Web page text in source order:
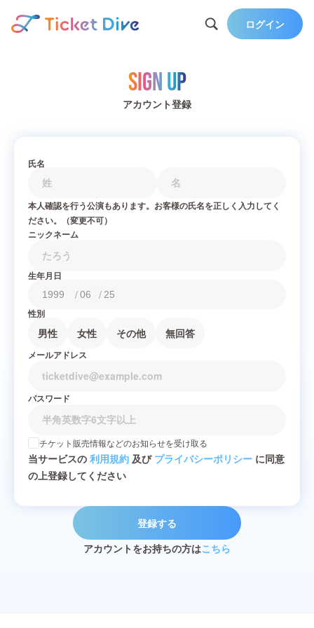
ログイン
Sign Up
アカウント登録
氏名
本人確認を行う公演もあります。お客様の氏名を正しく入力してく
ださい。（変更不可）
ニックネーム
生年月日
/ /
性別
男性 女性 その他 無回答
メールアドレス
パスワード
チケット販売情報などのお知らせを受け取る
当サービスの 利用規約 及び プライバシーポリシー に同意
の上登録してください
登録する
アカウントをお持ちの方はこちら